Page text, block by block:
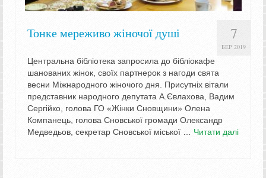
7
БЕР 2019
Тонке мереживо жіночої душі
Центральна бібліотека запросила до бібліокафе
шанованих жінок, своїх партнерок з нагоди свята
весни Міжнародного жіночого дня. Присутніх вітали
представник народного депутата А.Євлахова, Вадим
Сергійко, голова ГО «Жінки Сновщини» Олена
Компанець, голова Сновської громади Олександр
Медведьов, секретар Сновської міської … Читати далі